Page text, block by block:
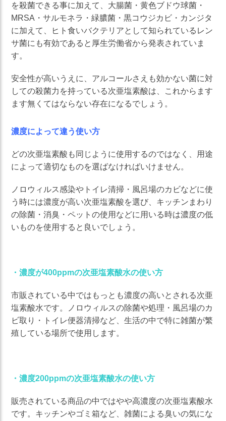
を殺菌できる事に加えて、大腸菌・黄色ブドウ球菌・
MRSA・サルモネラ・緑膿菌・黒コウジカビ・カンジタ
に加えて、ヒト食いバクテリアとして知られているレン
サ菌にも有効であると厚生労働省から発表されていま
す。
安全性が高いうえに、アルコールさえも効かない菌に対
しての殺菌力を持っている次亜塩素酸は、これからます
ます無くてはならない存在になるでしょう。
濃度によって違う使い方
どの次亜塩素酸も同じように使用するのではなく、用途
によって適切なものを選ばなければいけません。
ノロウィルス感染やトイレ清掃・風呂場のカビなどに使
う時には濃度が高い次亜塩素酸を選び、キッチンまわり
の除菌・消臭・ペットの使用などに用いる時は濃度の低
いものを使用すると良いでしょう。
・濃度が400ppmの次亜塩素酸水の使い方
市販されている中ではもっとも濃度の高いとされる次亜
塩素酸水です。ノロウィルスの除菌や処理・風呂場のカ
ビ取り・トイレ便器清掃など、生活の中で特に雑菌が繁
殖している場所で使用します。
・濃度200ppmの次亜塩素酸水の使い方
販売されている商品の中ではやや高濃度の次亜塩素酸水
です。キッチンやゴミ箱など、雑菌による臭いの気にな